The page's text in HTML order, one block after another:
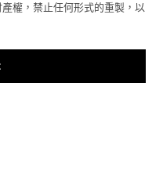
權，禁止任何形式的重製，以